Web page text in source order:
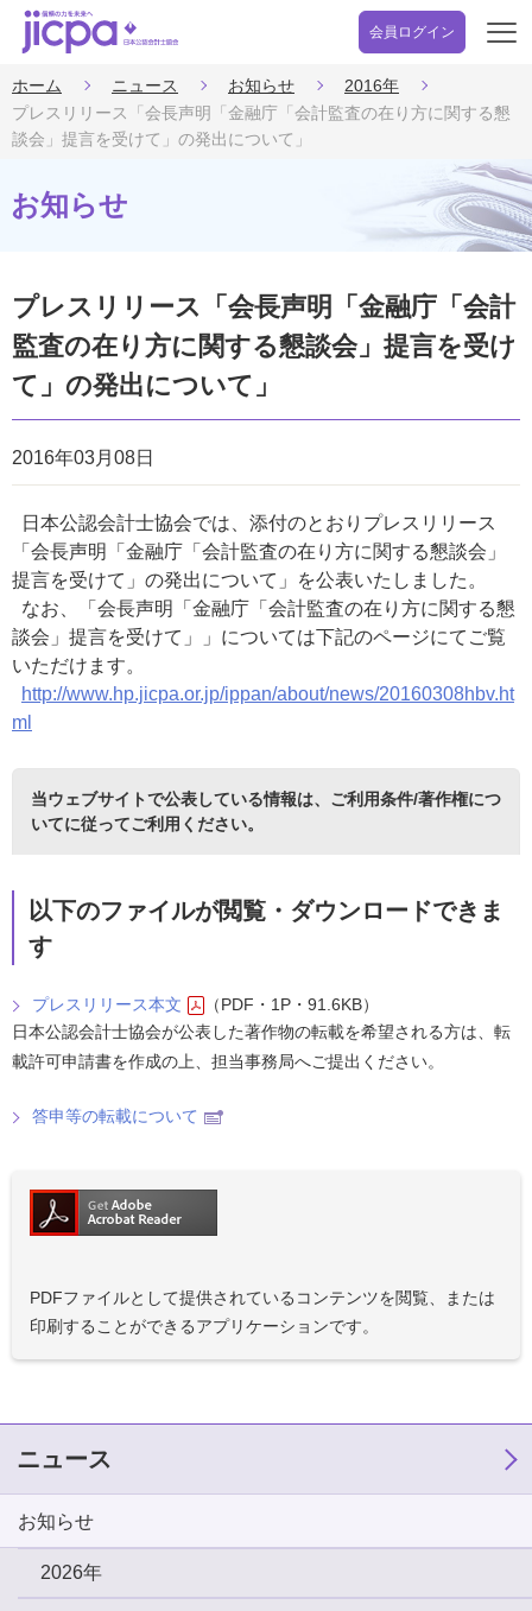
会員ログイン
開
ホーム ニュース お知らせ
2016年
プレスリリース「会長声明「金融庁「会計監査の在り方に関する懇
談会」提言を受けて」の発出について」
お知らせ
プレスリリース「会長声明「金融庁「会計
監査の在り方に関する懇談会」提言を受け
て」の発出について」
2016年03月08日
日本公認会計士協会では、添付のとおりプレスリリース
「会長声明「金融庁「会計監査の在り方に関する懇談会」
提言を受けて」の発出について」を公表いたしました。
なお、「会長声明「金融庁「会計監査の在り方に関する懇
談会」提言を受けて」」については下記のページにてご覧
いただけます。
http://www.hp.jicpa.or.jp/ippan/about/news/20160308hbv.ht
ml
当ウェブサイトで公表している情報は、 ご利用条件/著作権につ
いてに従ってご利用ください。
以下のファイルが閲覧・ダウンロードできま
す
プレスリリース本文
（PDF・1P・91.6KB）
日本公認会計士協会が公表した著作物の転載を希望される方は、転
載許可申請書を作成の上、担当事務局へご提出ください。
答申等の転載について
PDFファイルとして提供されているコンテンツを閲覧、または
印刷することができるアプリケーションです。
ニュース
お知らせ
2026年